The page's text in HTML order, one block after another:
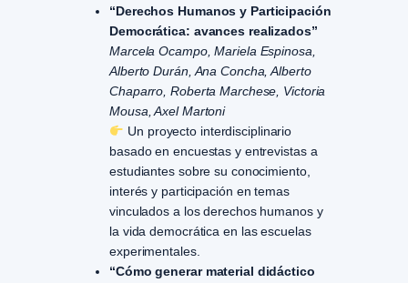
“Derechos Humanos y Participación
Democrática: avances realizados”
Marcela Ocampo, Mariela Espinosa,
Alberto Durán, Ana Concha, Alberto
Chaparro, Roberta Marchese, Victoria
Mousa, Axel Martoni
Un proyecto interdisciplinario
basado en encuestas y entrevistas a
estudiantes sobre su conocimiento,
interés y participación en temas
vinculados a los derechos humanos y
la vida democrática en las escuelas
experimentales.
“Cómo generar material didáctico